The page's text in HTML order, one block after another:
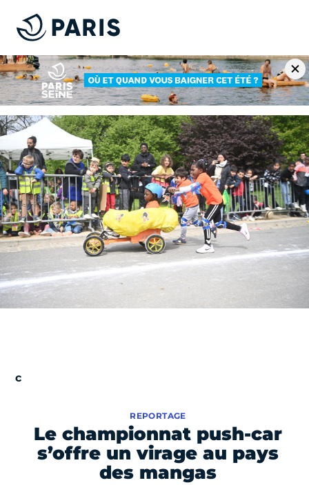
Le championnat push-car
s’offre un virage au pays
des mangas
REPORTAGE